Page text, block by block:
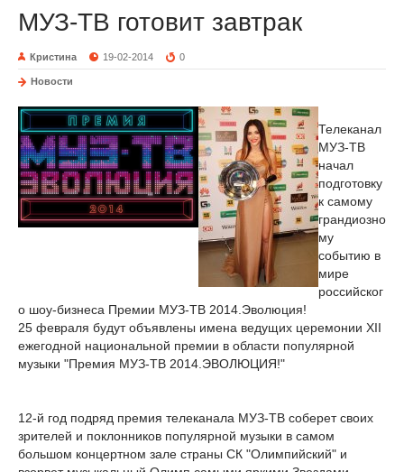
МУЗ-ТВ готовит завтрак
Кристина 19-02-2014 0
Новости
Телеканал
МУЗ-ТВ
начал
подготовку
к самому
грандиозно
му
событию в
мире
российског
о шоу-бизнеса Премии МУЗ-ТВ 2014.Эволюция!
25 февраля будут объявлены имена ведущих церемонии ХII
ежегодной национальной премии в области популярной
музыки "Премия МУЗ-ТВ 2014.ЭВОЛЮЦИЯ!"
12-й год подряд премия телеканала МУЗ-ТВ соберет своих
зрителей и поклонников популярной музыки в самом
большом концертном зале страны СК "Олимпийский" и